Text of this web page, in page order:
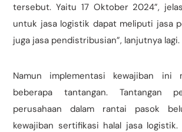
tersebut. Yaitu 17 Oktober 2024”,
untuk jasa logistik dapat meliputi jasa
juga jasa pendistribusian”, lanjutnya lagi.
Namun implementasi kewajiban ini
beberapa tantangan. Tantangan
perusahaan dalam rantai pasok
kewajiban sertifikasi halal jasa